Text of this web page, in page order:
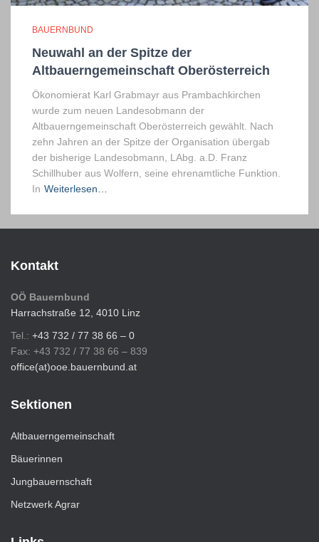
BAUERNBUND
Neuwahl an der Spitze der
Altbauerngemeinschaft Oberösterreich
Ökonomierat Karl Grabmayr aus Prambachkirchen
wurde zum neuen Landesobmann der
Altbauerngemeinschaft Oberösterreich gewählt. Nach
zehn Jahren an der Spitze der Organisation übergab
der bisherige Landesobmann, LAbg. a.D. Franz
Schillhuber aus Wolfern, seine ehrenamtliche Funktion.
In Weiterlesen…
Kontakt
OÖ Bauernbund
Harrachstraße 12, 4010 Linz
Tel.: +43 732 / 77 38 66 – 0
Fax: +43 732 / 77 38 66 – 839
office(at)ooe.bauernbund.at
Sektionen
Altbauerngemeinschaft
Bäuerinnen
Jungbauernschaft
Netzwerk Agrar